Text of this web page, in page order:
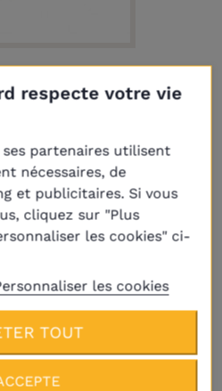
respecte votre vie
partenaires utilisent
nécessaires, de
et publicitaires. Si vous
cliquez sur "Plus
les cookies" ci-
les cookies
TOUT